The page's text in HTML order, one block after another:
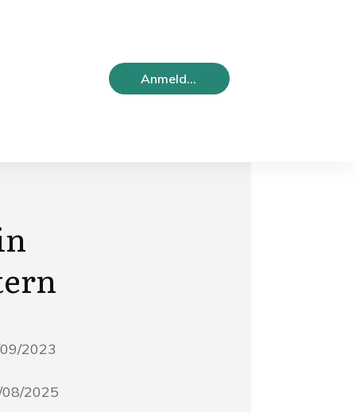
Anmelden
2023
2025